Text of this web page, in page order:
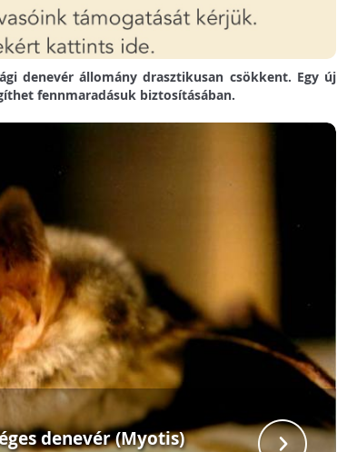
denevér állomány drasztikusan csökkent. Egy új
fennmaradásuk biztosításában.
denevér (Myotis)